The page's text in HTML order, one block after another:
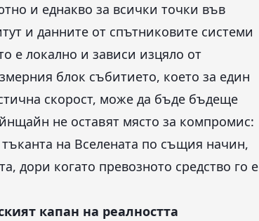
и еднакво за всички точки във
и данните от спътниковите системи
е локално и зависи изцяло от
блок събитието, което за един
скорост, може да бъде бъдеще
не оставят място за компромис:
на Вселената по същия начин,
дори когато превозното средство го е
капан на реалността